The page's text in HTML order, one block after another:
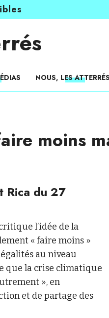
NOUS, LES ATTERRÉS
moins
Rica du 27
l’idée de la
« faire moins »
au niveau
que la crise climatique
», en
et de partage des